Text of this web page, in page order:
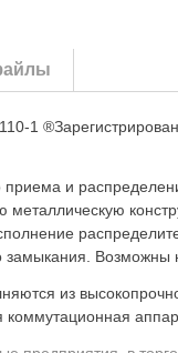
1
приема и
замыкания.
из
коммутационная